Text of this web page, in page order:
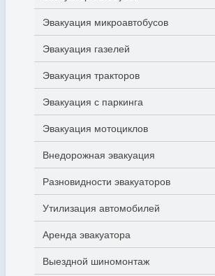
Эвакуация микроавтобусов
Эвакуация газелей
Эвакуация тракторов
Эвакуация с паркинга
Эвакуация мотоциклов
Внедорожная эвакуация
Разновидности эвакуаторов
Утилизация автомобилей
Аренда эвакуатора
Выездной шиномонтаж